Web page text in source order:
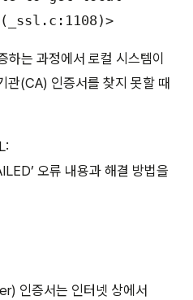
하는 과정에서 로컬 시스템이
관(CA) 인증서를 찾지 못할 때
오류 내용과 해결 방법을
인증서는 인터넷 상에서